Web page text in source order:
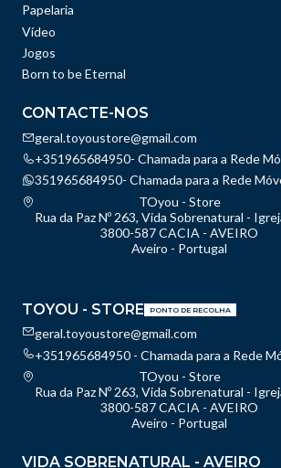
Papelaria
Vídeo
Jogos
Born to be Eternal
CONTACTE-NOS
geral.toyoustore@gmail.com
+351965684950- Chamada para a Rede
351965684950- Chamada para a Rede
TOyou - Store
Rua da Paz Nº 263, Vida Sobrenatural -
3800-587 CACIA - AVEIRO
Aveiro - Portugal
TOYOU - STORE PONTO DE RECOLHA
geral.toyoustore@gmail.com
+351965684950 - Chamada para a Rede
TOyou - Store
Rua da Paz Nº 263, Vida Sobrenatural -
3800-587 CACIA - AVEIRO
Aveiro - Portugal
VIDA SOBRENATURAL - AVEIRO